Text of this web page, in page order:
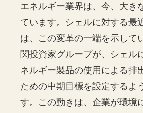
エネルギー業界は、今、大き
ています。シェルに対する最
は、この変革の一端を示して
関投資家グループが、シェル
ネルギー製品の使用による排
ための中期目標を設定するよ
す。この動きは、企業が環境